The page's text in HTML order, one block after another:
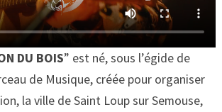
DU BOIS” est né, sous l’égide de
de Musique, créée pour organiser
la ville de Saint Loup sur Semouse,